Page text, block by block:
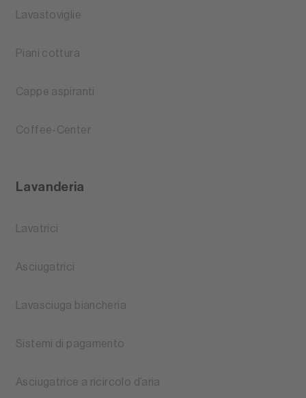
Lavastoviglie
Piani cottura
Cappe aspiranti
Coffee-Center
Lavanderia
Lavatrici
Asciugatrici
Lavasciuga biancheria
Sistemi di pagamento
Asciugatrice a ricircolo d’aria